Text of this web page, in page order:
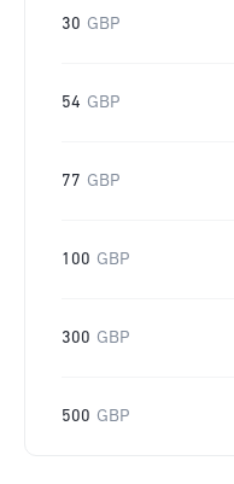
30 GBP
54 GBP
77 GBP
100 GBP
300 GBP
500 GBP